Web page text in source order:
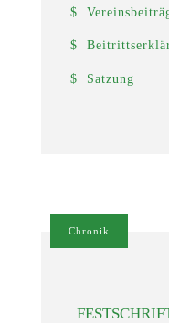
Satzung
Chronik